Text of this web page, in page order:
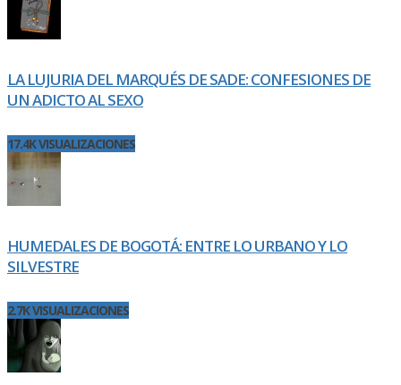
LA LUJURIA DEL MARQUÉS DE SADE: CONFESIONES DE
UN ADICTO AL SEXO
17.4K VISUALIZACIONES
HUMEDALES DE BOGOTÁ: ENTRE LO URBANO Y LO
SILVESTRE
2.7K VISUALIZACIONES